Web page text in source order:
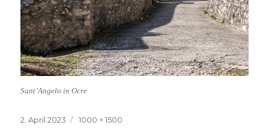
Sant’Angelo in Ocre
Veröffentlicht
2. April 2023
Volle
1000 × 1500